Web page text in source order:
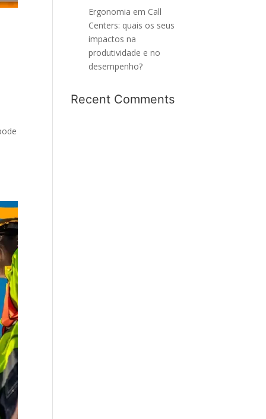
Ergonomia em Call
Centers: quais os seus
impactos na
produtividade e no
desempenho?
Recent Comments